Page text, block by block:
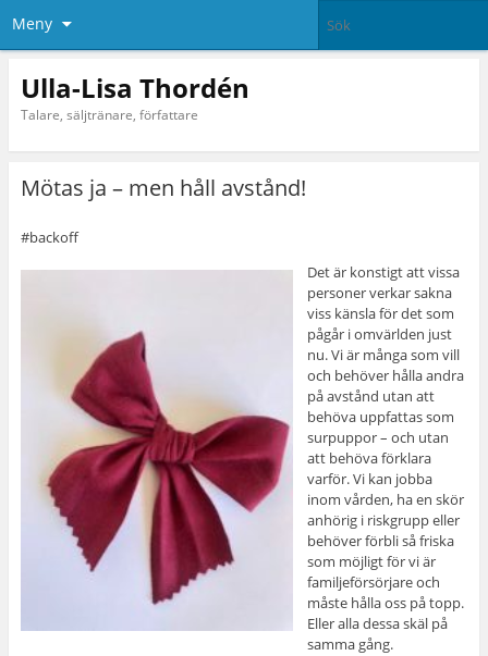
Meny
Ulla-Lisa Thordén
Talare, säljtränare, författare
Mötas ja – men håll avstånd!
#backoff
Det är konstigt att vissa
personer verkar sakna
viss känsla för det som
pågår i omvärlden just
nu. Vi är många som vill
och behöver hålla andra
på avstånd utan att
behöva uppfattas som
surpuppor – och utan
att behöva förklara
varför. Vi kan jobba
inom vården, ha en skör
anhörig i riskgrupp eller
behöver förbli så friska
som möjligt för vi är
familjeförsörjare och
måste hålla oss på topp.
Eller alla dessa skäl på
samma gång.